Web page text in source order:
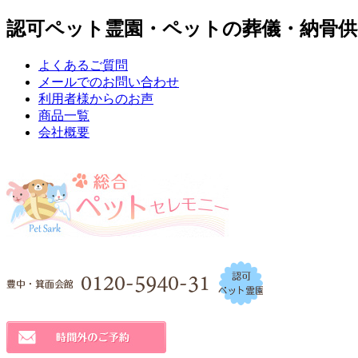
認可ペット霊園・ペットの葬儀・納骨
よくあるご質問
メールでのお問い合わせ
利用者様からのお声
商品一覧
会社概要